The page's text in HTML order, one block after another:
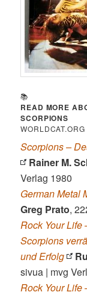
📚
READ MORE
SCORPIONS
WORLDCAT.ORG
Scorpions –
Rainer M.
Verlag 1980
German Metal
Greg Prato,
Rock Your Life
Scorpions
und Erfolg
sivua | mvg
Rock Your Life